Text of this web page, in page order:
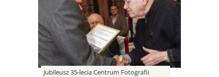
Jubileusz 35-lecia Centrum Fotografii